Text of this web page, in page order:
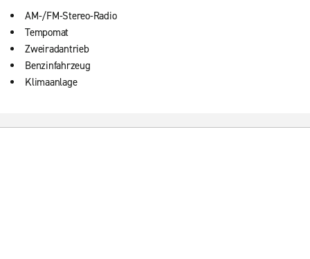
AM-/FM-Stereo-Radio
Tempomat
Zweiradantrieb
Benzinfahrzeug
Klimaanlage